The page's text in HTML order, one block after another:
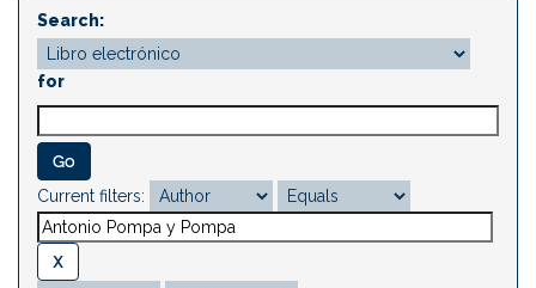
Search:
for
Current filters: